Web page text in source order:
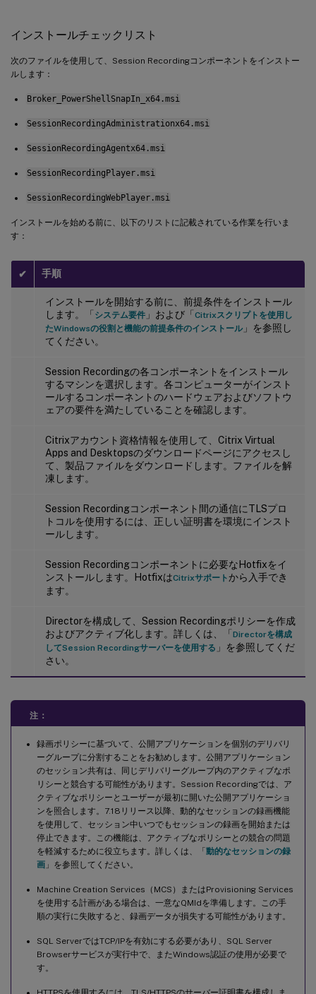
インストールチェックリスト
次のファイルを使用して、Session Recordingコンポーネントをインストー
ルします：
Broker_PowerShellSnapIn_x64.msi
SessionRecordingAdministrationx64.msi
SessionRecordingAgentx64.msi
SessionRecordingPlayer.msi
SessionRecordingWebPlayer.msi
インストールを始める前に、以下のリストに記載されている作業を行いま
す：
✔ 手順
インストールを開始する前に、前提条件をインストール
します。「 システム要件 」および「 Citrixスクリプトを使用し
たWindowsの役割と機能の前提条件のインストール」を参照し
てください。
Session Recordingの各コンポーネントをインストール
するマシンを選択します。各コンピューターがインスト
ールするコンポーネントのハードウェアおよびソフトウ
ェアの要件を満たしていることを確認します。
Citrixアカウント資格情報を使用して、Citrix Virtual
Apps and Desktopsのダウンロードページにアクセスし
て、製品ファイルをダウンロードします。ファイルを解
凍します。
Session Recordingコンポーネント間の通信にTLSプロ
トコルを使用するには、正しい証明書を環境にインスト
ールします。
Session Recordingコンポーネントに必要なHotfixをイ
ンストールします。HotfixはCitrixサポートから入手でき
ます。
Directorを構成して、Session Recordingポリシーを作成
およびアクティブ化します。詳しくは、「 Directorを構成
してSession Recordingサーバーを使用する 」を参照してくだ
さい。
注：
録画ポリシーに基づいて、公開アプリケーションを個別のデリバリ
ーグループに分割することをお勧めします。公開アプリケーション
のセッション共有は、同じデリバリーグループ内のアクティブなポ
リシーと競合する可能性があります。Session Recordingでは、ア
クティブなポリシーとユーザーが最初に開いた公開アプリケーショ
ンを照合します。7.18リリース以降、動的なセッションの録画機能
を使用して、セッション中いつでもセッションの録画を開始または
停止できます。この機能は、アクティブなポリシーとの競合の問題
を軽減するために役立ちます。詳しくは、「動的なセッションの録
画 」を参照してください。
Machine Creation Services（MCS）またはProvisioning Services
を使用する計画がある場合は、一意なQMIdを準備します。この手
順の実行に失敗すると、録画データが損失する可能性があります。
SQL ServerではTCP/IPを有効にする必要があり、SQL Server
Browserサービスが実行中で、またWindows認証の使用が必要で
す。